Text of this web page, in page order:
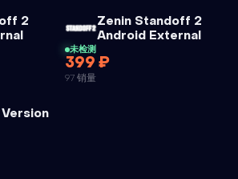
PC
EXTERNAL
[NO ROOT]
2
外挂
Zenin Standoff 2
Android External外挂
ZENIN
未检测
399 ₽
97 销量
Version外挂